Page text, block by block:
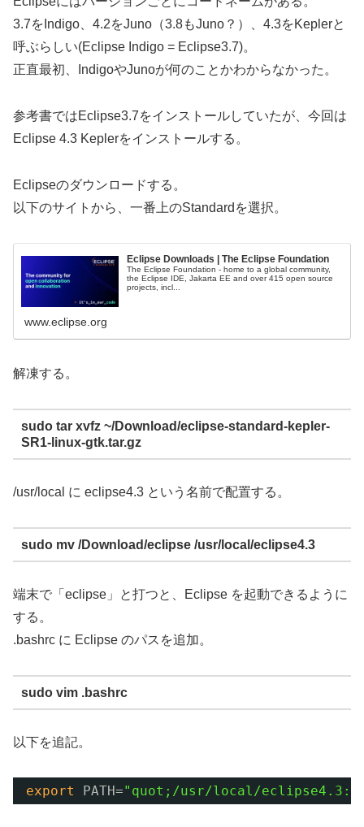
3.7をIndigo、4.2をJuno（3.8もJuno？）、4.3をKeplerと
呼ぶらしい(Eclipse Indigo = Eclipse3.7)。
正直最初、IndigoやJunoが何のことかわからなかった。
参考書ではEclipse3.7をインストールしていたが、今回は
Eclipse 4.3 Keplerをインストールする。
Eclipseのダウンロードする。
以下のサイトから、一番上のStandardを選択。
Eclipse Downloads | The Eclipse Foundation
The Eclipse Foundation - home to a global community,
the Eclipse IDE, Jakarta EE and over 415 open source
projects, incl...
www.eclipse.org
解凍する。
sudo tar xvfz ~/Download/eclipse-standard-kepler-
SR1-linux-gtk.tar.gz
/usr/local に eclipse4.3 という名前で配置する。
sudo mv /Download/eclipse /usr/local/eclipse4.3
端末で「eclipse」と打つと、Eclipse を起動できるように
する。
.bashrc に Eclipse のパスを追加。
sudo vim .bashrc
以下を追記。
export PATH="quot;/usr/local/